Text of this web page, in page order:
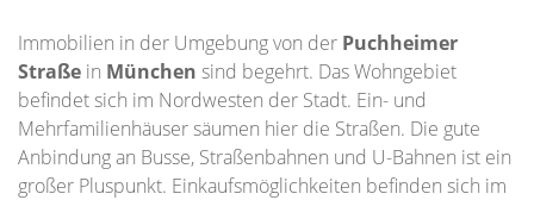
Immobilien in der Umgebung von der Puchheimer
Straße in München sind begehrt. Das Wohngebiet
befindet sich im Nordwesten der Stadt. Ein- und
Mehrfamilienhäuser säumen hier die Straßen. Die gute
Anbindung an Busse, Straßenbahnen und U-Bahnen ist ein
großer Pluspunkt. Einkaufsmöglichkeiten befinden sich im